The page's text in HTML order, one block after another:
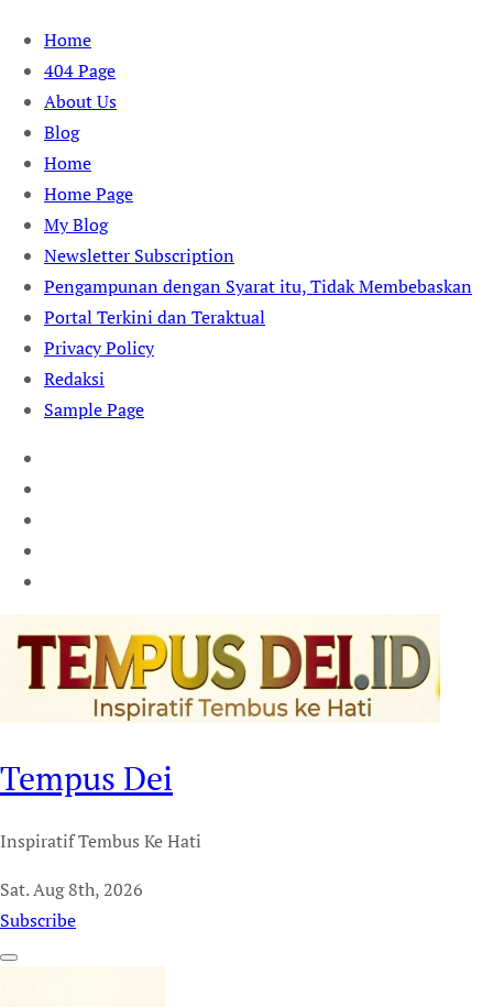
Skip
content
Home
404 Page
About Us
Blog
Home
Home Page
My Blog
Newsletter Subscription
Pengampunan dengan Syarat itu, Tidak Membebaskan
Portal Terkini dan Teraktual
Privacy Policy
Redaksi
Sample Page
Tempus Dei
Inspiratif Tembus Ke Hati
Sat. Aug 8th, 2026
Subscribe